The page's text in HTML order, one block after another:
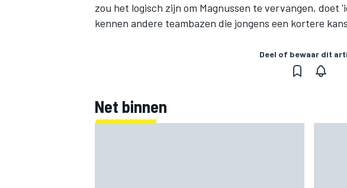
zou het logisch zijn om Magnussen te vervangen, doet
kennen andere teambazen die jongens een kortere
Deel of bewaar dit
Net binnen